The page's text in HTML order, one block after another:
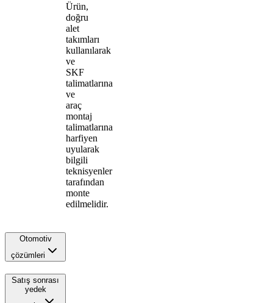
Ürün,
doğru
alet
takımları
kullanılarak
ve
SKF
talimatlarına
ve
araç
montaj
talimatlarına
harfiyen
uyularak
bilgili
teknisyenler
tarafından
monte
edilmelidir.
Otomotiv
çözümleri
Satış sonrası
yedek